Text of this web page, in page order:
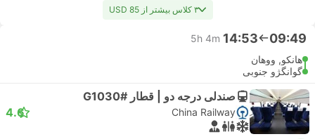
۳ کلاس بیشتر از USD 85
09:49
14:53
5h 4m
هانکو, ووهان
گوانگژو جنوبی
صندلی درجه دو | قطار #G1030
China Railway
4.6